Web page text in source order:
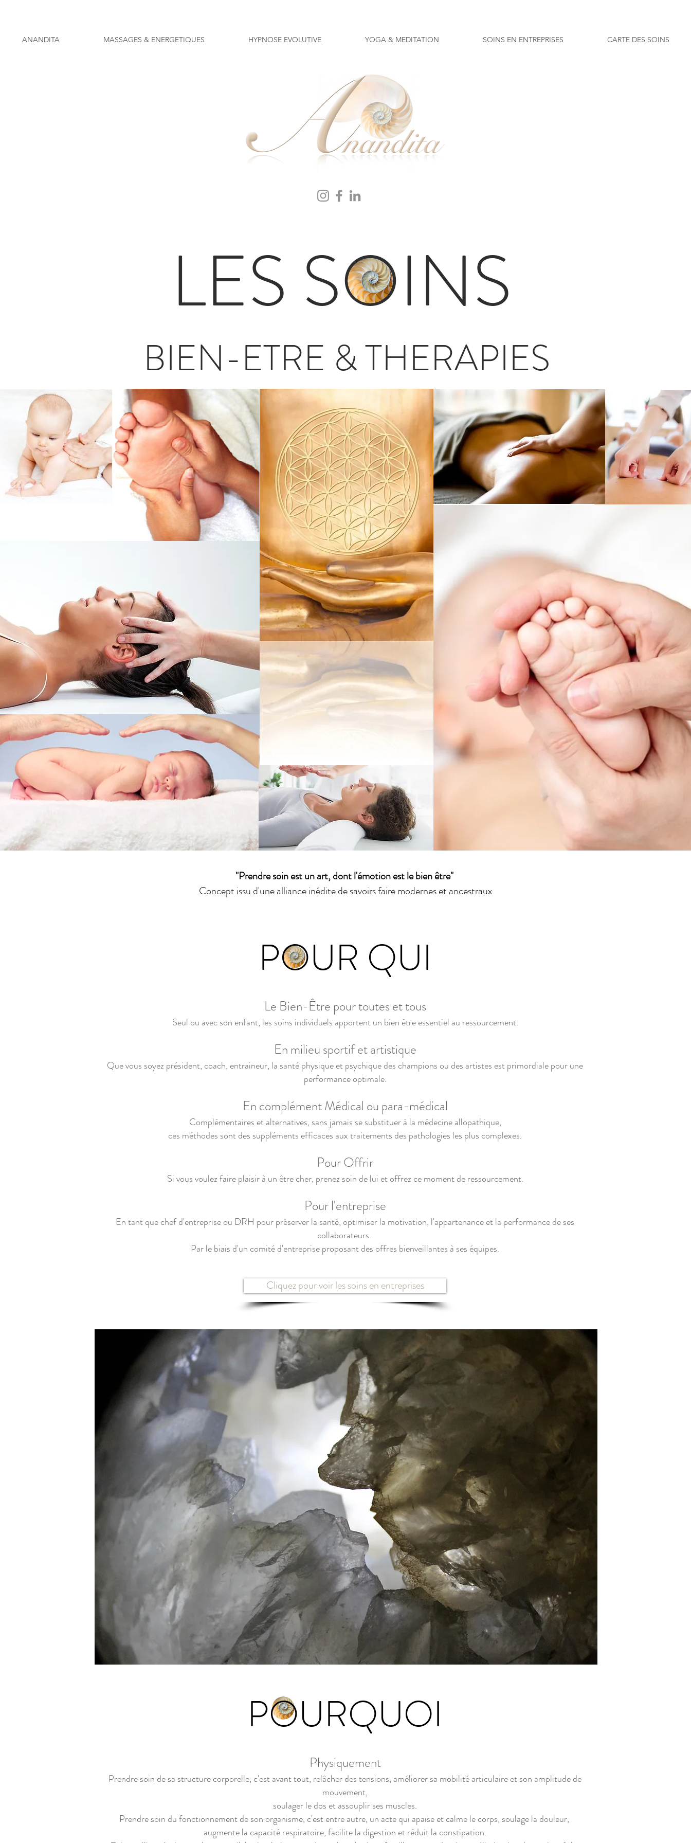
ANANDITA MASSAGES & ENERGETIQUES HYPNOSE EVOLUTIVE YOGA & MEDITATION SOINS EN ENTREPRISES CARTE DES SOINS
LES SOINS
BIEN-ETRE & THERAPIES
"Prendre soin est un art, dont l'émotion est le bien être"
Concept issu d'une alliance inédite de savoirs faire modernes et ancestraux
POURQUOI
Physiquement
Prendre soin de sa structure corporelle, c'est avant tout, relâcher des tensions, améliorer sa mobilité articulaire et son amplitude de
mouvement,
soulager le dos et assouplir ses muscles.
Prendre soin du fonctionnement de son organisme, c'est entre autre, un acte qui apaise et calme le corps, soulage la douleur,
augmente la capacité respiratoire, facilite la digestion et réduit la constipation.
Cliquez pour voir les soins en entreprises
POUR QUI
Le Bien-Être pour toutes et tous
Seul ou avec son enfant, les soins individuels apportent un bien être essentiel au ressourcement.
En milieu sportif et artistique
Que vous soyez président, coach, entraineur, la santé physique et psychique des champions ou des artistes est primordiale pour une
performance optimale.
En complément Médical ou para-médical
Complémentaires et alternatives, sans jamais se substituer à la médecine allopathique,
ces méthodes sont des suppléments efficaces aux traitements des pathologies les plus complexes.
Pour Offrir
Si vous voulez faire plaisir à un être cher, prenez soin de lui et offrez ce moment de ressourcement.
Pour l'entreprise
En tant que chef d'entreprise ou DRH pour préserver la santé, optimiser la motivation, l'appartenance et la performance de ses
collaborateurs.
Par le biais d'un comité d'entreprise proposant des offres bienveillantes à ses équipes.